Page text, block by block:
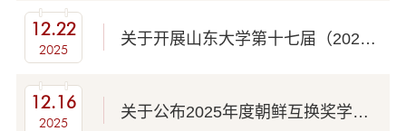
12.22
2025
关于开展山东大学第十七届（2026年）大学生节能减排社会实践与科技竞赛的通知（第...
12.16
2025
关于公布2025年度朝鲜互换奖学金、韩国国立国际教育院韩国语研修项目推荐名单的通...